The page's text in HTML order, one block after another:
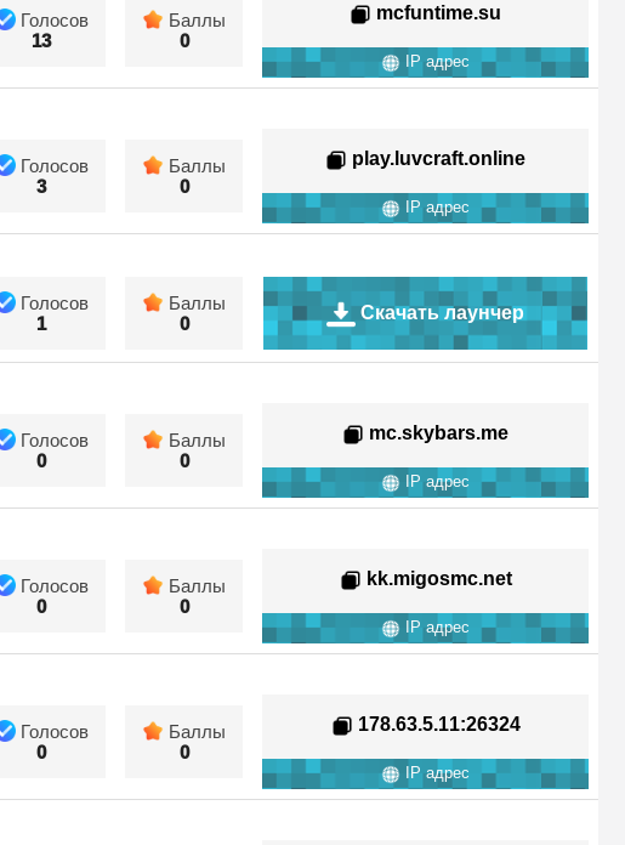
Голосов
13
Баллы
0
mcfuntime.su
IP адрес
Голосов
3
Баллы
0
play.luvcraft.online
IP адрес
Голосов
1
Баллы
0
Скачать лаунчер
Голосов
0
Баллы
0
mc.skybars.me
IP адрес
Голосов
0
Баллы
0
kk.migosmc.net
IP адрес
Голосов
0
Баллы
0
178.63.5.11:26324
IP адрес